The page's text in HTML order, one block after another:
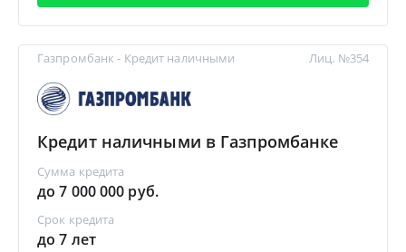
Газпромбанк - Кредит наличными
Кредит наличными в Газпромбанке
Сумма кредита
до 7 000 000 руб.
Срок кредита
до 7 лет
Лиц. №354